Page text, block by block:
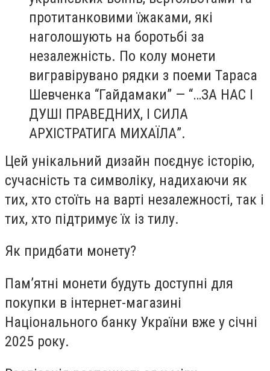
протитанковими їжаками, які
наголошують на боротьбі за
незалежність. По колу монети
вигравірувано рядки з поеми Тараса
Шевченка “Гайдамаки” — “…ЗА НАС І
ДУШІ ПРАВЕДНИХ, І СИЛА
АРХІСТРАТИГА МИХАЇЛА”.
Цей унікальний дизайн поєднує історію,
сучасність та символіку, надихаючи як
тих, хто стоїть на варті незалежності, так і
тих, хто підтримує їх із тилу.
Як придбати монету?
Пам’ятні монети будуть доступні для
покупки в інтернет-магазині
Національного банку України вже у січні
2025 року.